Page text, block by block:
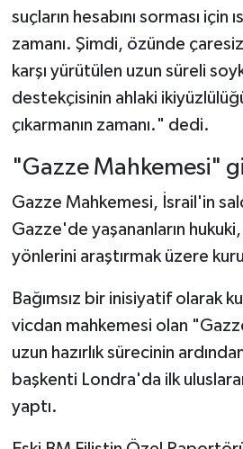
suçların hesabını sorması için
zamanı. Şimdi, özünde
karşı yürütülen uzun süreli
destekçisinin ahlaki
çıkarmanın zamanı." dedi.
"Gazze Mahkemesi"
Gazze Mahkemesi, İsrail'in
Gazze'de yaşananların
yönlerini araştırmak üzere
Bağımsız bir inisiyatif olarak
vicdan mahkemesi olan
uzun hazırlık sürecinin
başkenti Londra'da ilk
yaptı.